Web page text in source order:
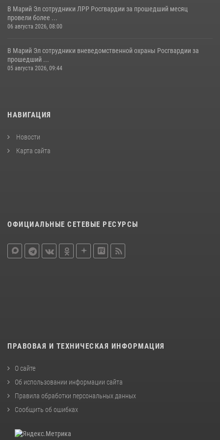
В Марий Эл сотрудники ЛРР Росгвардии за прошедший месяц
провели более ...
06 августа 2026, 08:00
В Марий Эл сотрудники вневедомственной охраны Росгвардии за
прошедший ...
05 августа 2026, 09:44
НАВИГАЦИЯ
Новости
Карта сайта
ОФИЦИАЛЬНЫЕ СЕТЕВЫЕ РЕСУРСЫ
ПРАВОВАЯ И ТЕХНИЧЕСКАЯ ИНФОРМАЦИЯ
О сайте
Об использовании информации сайта
Правила обработки персональных данных
Сообщить об ошибках